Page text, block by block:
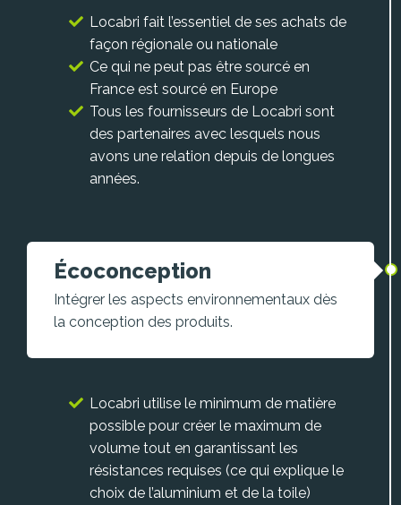
Locabri fait l’essentiel de ses achats de
façon régionale ou nationale
Ce qui ne peut pas être sourcé en
France est sourcé en Europe
Tous les fournisseurs de Locabri sont
des partenaires avec lesquels nous
avons une relation depuis de longues
années.
Écoconception
Intégrer les aspects environnementaux dès
la conception des produits.
Locabri utilise le minimum de matière
possible pour créer le maximum de
volume tout en garantissant les
résistances requises (ce qui explique le
choix de l’aluminium et de la toile)